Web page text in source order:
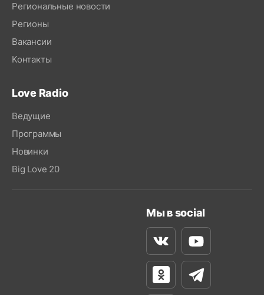
Региональные новости
Регионы
Вакансии
Контакты
Love Radio
Ведущие
Программы
Новинки
Big Love 20
Мы в social
ВконтактеYoutube
Одноклассники
Телеграм